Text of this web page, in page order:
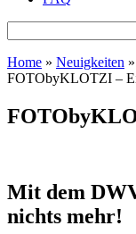
Home » Neuigkeiten »
FOTObyKLOTZI –
Mit dem
nichts mehr!